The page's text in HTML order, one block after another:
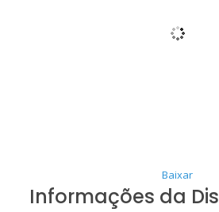
Baixar
Informações da